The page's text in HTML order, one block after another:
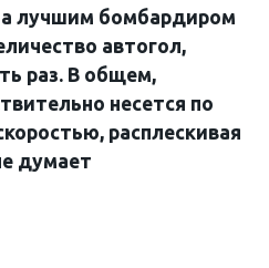
а лучшим бомбардиром
автогол,
раз. В общем,
несется по
расплескивая
думает